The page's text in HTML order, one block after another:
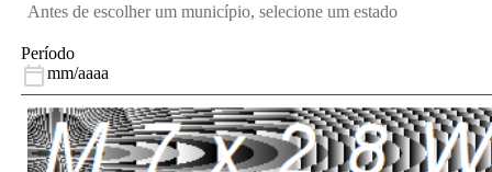
Antes de escolher um município, selecione um estado
Período
mm/aaaa